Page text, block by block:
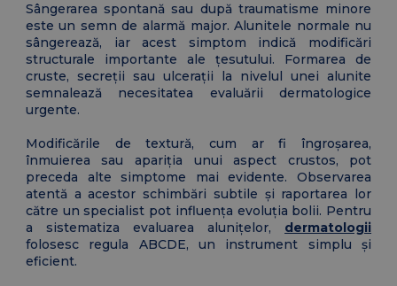
Sângerarea spontană sau după traumatisme minore
este un semn de alarmă major. Alunitele normale nu
sângerează, iar acest simptom indică modificări
structurale importante ale țesutului. Formarea de
cruste, secreții sau ulcerații la nivelul unei alunite
semnalează necesitatea evaluării dermatologice
urgente.
Modificările de textură, cum ar fi îngroșarea,
înmuierea sau apariția unui aspect crustos, pot
preceda alte simptome mai evidente. Observarea
atentă a acestor schimbări subtile și raportarea lor
către un specialist pot influența evoluția bolii. Pentru
a sistematiza evaluarea alunițelor, dermatologii
folosesc regula ABCDE, un instrument simplu și
eficient.